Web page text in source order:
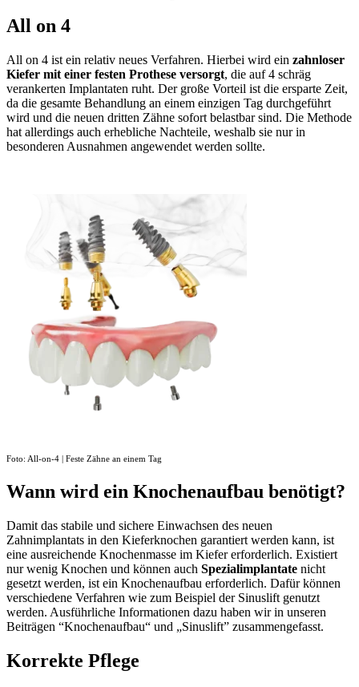
All on 4
All on 4 ist ein relativ neues Verfahren. Hierbei wird ein zahnloser
Kiefer mit einer festen Prothese versorgt, die auf 4 schräg
verankerten Implantaten ruht. Der große Vorteil ist die ersparte Zeit,
da die gesamte Behandlung an einem einzigen Tag durchgeführt
wird und die neuen dritten Zähne sofort belastbar sind. Die Methode
hat allerdings auch erhebliche Nachteile, weshalb sie nur in
besonderen Ausnahmen angewendet werden sollte.
Foto: All-on-4 | Feste Zähne an einem Tag
Wann wird ein Knochenaufbau benötigt?
Damit das stabile und sichere Einwachsen des neuen
Zahnimplantats in den Kieferknochen garantiert werden kann, ist
eine ausreichende Knochenmasse im Kiefer erforderlich. Existiert
nur wenig Knochen und können auch Spezialimplantate nicht
gesetzt werden, ist ein Knochenaufbau erforderlich. Dafür können
verschiedene Verfahren wie zum Beispiel der Sinuslift genutzt
werden. Ausführliche Informationen dazu haben wir in unseren
Beiträgen “Knochenaufbau“ und „Sinuslift” zusammengefasst.
Korrekte Pflege